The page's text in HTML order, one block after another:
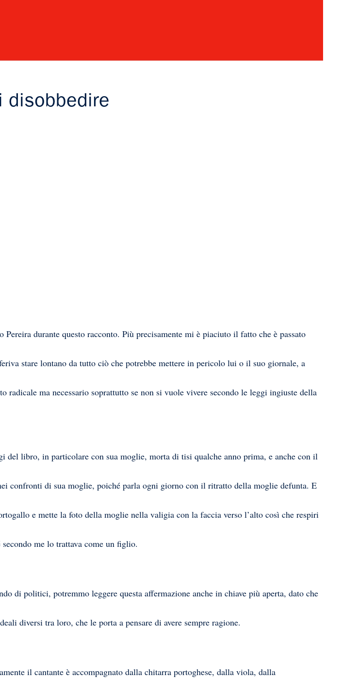
disobbedire
durante questo racconto. Più precisamente mi è piaciuto il fatto che è passato
stare lontano da tutto ciò che potrebbe mettere in pericolo lui o il suo giornale, a
ma necessario soprattutto se non si vuole vivere secondo le leggi ingiuste della
del libro, in particolare con sua moglie, morta di tisi qualche anno prima, e anche con il
confronti di sua moglie, poiché parla ogni giorno con il ritratto della moglie defunta. E
e mette la foto della moglie nella valigia con la faccia verso l’alto così che respiri
me lo trattava come un figlio.
di politici, potremmo leggere questa affermazione anche in chiave più aperta, dato che
diversi tra loro, che le porta a pensare di avere sempre ragione.
il cantante è accompagnato dalla chitarra portoghese, dalla viola, dalla